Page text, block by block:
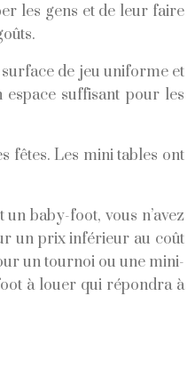
les gens et de leur faire
de jeu uniforme et
suffisant pour les
fêtes. Les mini tables ont
baby-foot, vous n’avez
un prix inférieur au coût
un tournoi ou une mini-
à louer qui répondra à